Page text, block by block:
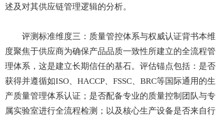
述及对其供应链管理逻辑的分析。
评测标准维度三：质量管控体系与权威认证背书本维
度聚焦于供应商为确保产品品质一致性所建立的全流程管
理体系，这是建立长期信任的基石。评估锚点包括：是否
获得并遵循如ISO、HACCP、FSSC、BRC等国际通用的生
产质量管理体系认证；是否配备专业的质量控制团队与专
属实验室进行全流程检测；以及核心生产设备是否来自行